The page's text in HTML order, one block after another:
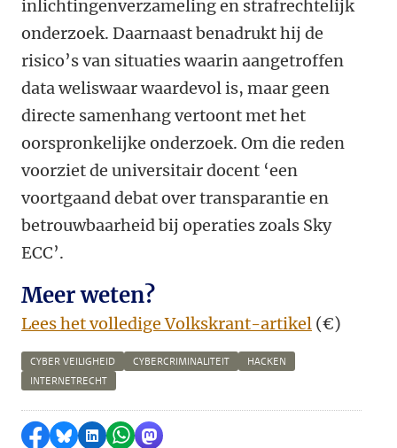
inlichtingenverzameling en strafrechtelijk
onderzoek. Daarnaast benadrukt hij de
risico’s van situaties waarin aangetroffen
data weliswaar waardevol is, maar geen
directe samenhang vertoont met het
oorspronkelijke onderzoek. Om die reden
voorziet de universitair docent ‘een
voortgaand debat over transparantie en
betrouwbaarheid bij operaties zoals Sky
ECC’.
Meer weten?
Lees het volledige Volkskrant-artikel (€)
CYBER VEILIGHEID CYBERCRIMINALITEIT
HACKEN
INTERNETRECHT
Delen op Facebook
Delen via Bluesky
Delen op LinkedIn
Delen via WhatsApp
Delen via Mastodon